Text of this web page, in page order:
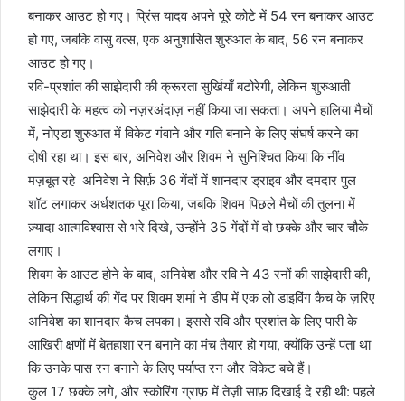
बनाकर आउट हो गए। प्रिंस यादव अपने पूरे कोटे में 54 रन बनाकर आउट
हो गए, जबकि वासु वत्स, एक अनुशासित शुरुआत के बाद, 56 रन बनाकर
आउट हो गए।
रवि-प्रशांत की साझेदारी की क्रूरता सुर्खियाँ बटोरेगी, लेकिन शुरुआती
साझेदारी के महत्व को नज़रअंदाज़ नहीं किया जा सकता। अपने हालिया मैचों
में, नोएडा शुरुआत में विकेट गंवाने और गति बनाने के लिए संघर्ष करने का
दोषी रहा था। इस बार, अनिवेश और शिवम ने सुनिश्चित किया कि नींव
मज़बूत रहे अनिवेश ने सिर्फ़ 36 गेंदों में शानदार ड्राइव और दमदार पुल
शॉट लगाकर अर्धशतक पूरा किया, जबकि शिवम पिछले मैचों की तुलना में
ज़्यादा आत्मविश्वास से भरे दिखे, उन्होंने 35 गेंदों में दो छक्के और चार चौके
लगाए।
शिवम के आउट होने के बाद, अनिवेश और रवि ने 43 रनों की साझेदारी की,
लेकिन सिद्धार्थ की गेंद पर शिवम शर्मा ने डीप में एक लो डाइविंग कैच के ज़रिए
अनिवेश का शानदार कैच लपका। इससे रवि और प्रशांत के लिए पारी के
आखिरी क्षणों में बेतहाशा रन बनाने का मंच तैयार हो गया, क्योंकि उन्हें पता था
कि उनके पास रन बनाने के लिए पर्याप्त रन और विकेट बचे हैं।
कुल 17 छक्के लगे, और स्कोरिंग ग्राफ़ में तेज़ी साफ़ दिखाई दे रही थी: पहले